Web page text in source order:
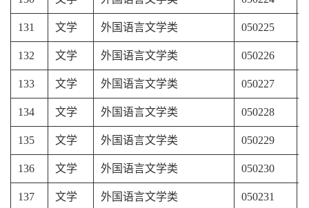
131 文学 外国语言文学类 050225
132 文学 外国语言文学类 050226
133 文学 外国语言文学类 050227
134 文学 外国语言文学类 050228
135 文学 外国语言文学类 050229
136 文学 外国语言文学类 050230
137 文学 外国语言文学类 050231